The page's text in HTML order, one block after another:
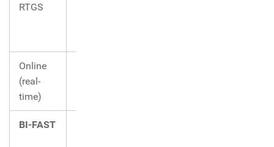
RTGS
Online
(real-
time)
BI-FAST